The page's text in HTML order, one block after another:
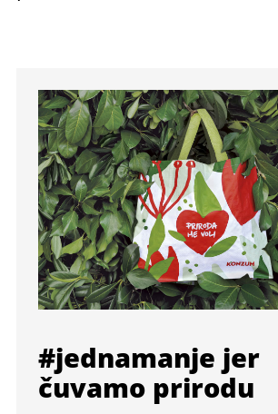
#jednamanje jer
čuvamo prirodu